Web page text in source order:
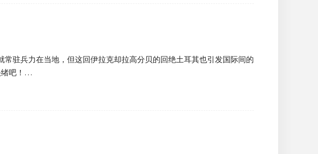
驻兵力在当地，但这回伊拉克却拉高分贝的回绝土耳其也引发国际间的
绪吧！…